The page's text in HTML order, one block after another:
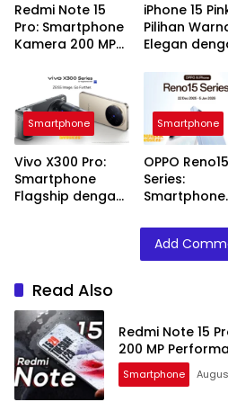
Redmi Note 15
Pro: Smartphone
Kamera 200 MP
iPhone 15
Pilihan
Elegan
Smartphone
Vivo X300 Pro:
Smartphone
Flagship dengan
Smartphone
OPPO Reno15
Series:
Smartphone
Performa
Tangguh
Add
Read Also
Redmi Note 15
200 MP
Smartphone